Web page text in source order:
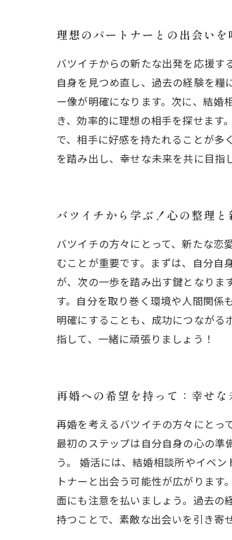
理想のパートナーとの出会い
バツイチからの新たな出発を応援す
自身を見つめ直し、過去の経験を
ー像が明確になります。次に、結婚
き、効率的に理想の相手を探せます
で、相手に好感を持たれることが多
を踏み出し、幸せな未来を共に目指
バツイチから学ぶ！心の整理
バツイチの方々にとって、新たな恋
むことが重要です。まずは、自分自
が、次の一歩を踏み出す鍵となりま
す。自分を取り巻く環境や人間関係
明確にすることも、成功につながる
指して、一緒に頑張りましょう！
再婚への希望を持って：幸せ
再婚を考えるバツイチの方々にとっ
最初のステップは自分自身の心の準
う。 婚活には、結婚相談所やイベ
トナーと出会う可能性が広がりま
面にも注意を払いましょう。過去の
持つことで、素敵な出会いを引き寄